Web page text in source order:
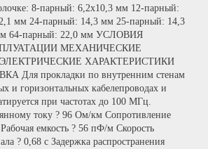
8-парный: 6,2х10,3 мм 12-парный:
мм 24-парный: 14,3 мм 25-парный: 14,3
64-парный: 22,0 мм УСЛОВИЯ
МЕХАНИЧЕСКИЕ
ХАРАКТЕРИСТИКИ
Для прокладки по внутренним стенам
и горизонтальных кабелепроводах и
при частотах до 100 МГц.
току ? 96 Ом/км Сопротивление
емкость ? 56 пФ/м Скорость
? 0,68 с Задержка распространения